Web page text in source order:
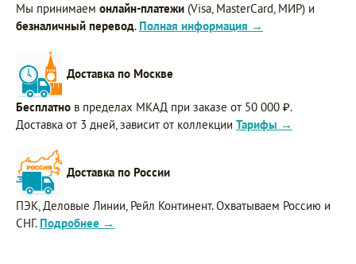
Мы принимаем онлайн-платежи (Visa, MasterCard, МИР) и
безналичный перевод. Полная информация →
Доставка по Москве
Бесплатно в пределах МКАД при заказе от 50 000 ₽.
Доставка от 3 дней, зависит от коллекции Тарифы →
Доставка по России
ПЭК, Деловые Линии, Рейл Континент. Охватываем Россию и
СНГ. Подробнее →